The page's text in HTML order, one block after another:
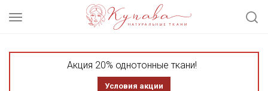
Акция 20% однотонные ткани!
Условия акции